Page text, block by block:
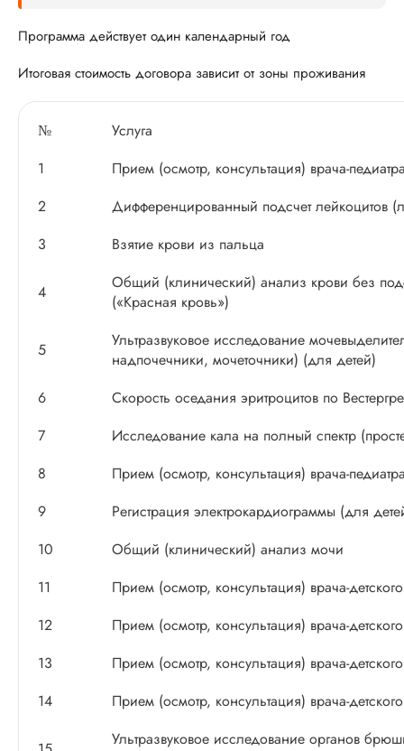
Программа действует один календарный год
Итоговая стоимость договора зависит от зоны проживания
№
Услуга
1
Прием (осмотр, консультация) врача-
2
Дифференцированный подсчет лейкоцитов
3
Взятие крови из пальца
4
Общий (клинический) анализ крови без
(«Красная кровь»)
5
Ультразвуковое исследование
надпочечники, мочеточники) (для детей)
6
Скорость оседания эритроцитов по
7
Исследование кала на полный спектр
8
Прием (осмотр, консультация) врача-
9
Регистрация электрокардиограммы (для
10
Общий (клинический) анализ мочи
11
Прием (осмотр, консультация) врача-
12
Прием (осмотр, консультация) врача-
13
Прием (осмотр, консультация) врача-
14
Прием (осмотр, консультация) врача-
Ультразвуковое исследование органов